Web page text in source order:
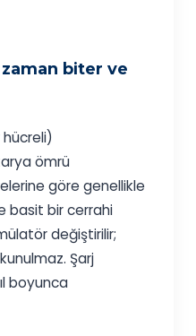
biter ve
ömrü
göre genellikle
basit bir cerrahi
değiştirilir;
Şarj
boyunca